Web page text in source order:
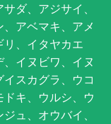
ダ、アジサイ、
アベマキ、アメ
、イタヤカエ
イヌビワ、イヌ
スカグラ、ウコ
キ、ウルシ、ウ
ュ、オウバイ、